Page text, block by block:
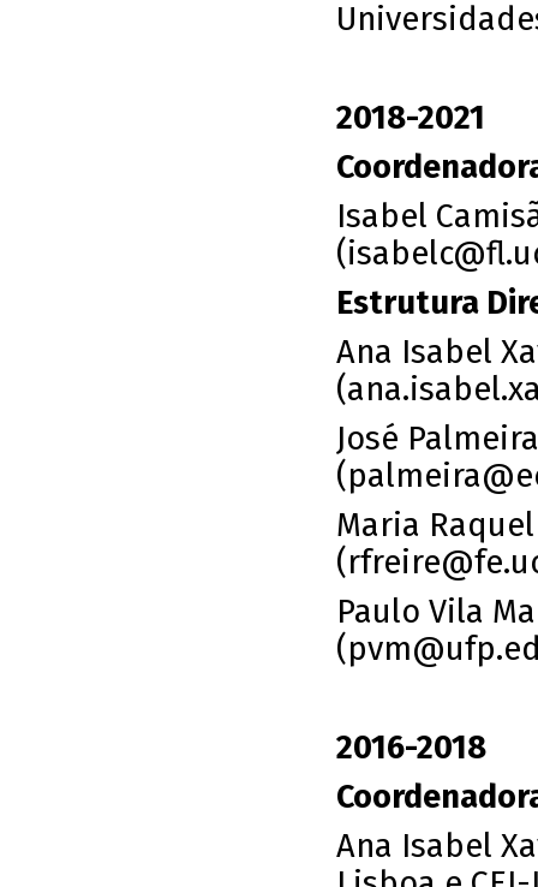
2018-2021
Isabel
Estrutura
Ana Isabel
(
José
(
Maria
(
Paulo Vila
(
2016-2018
Ana Isabel